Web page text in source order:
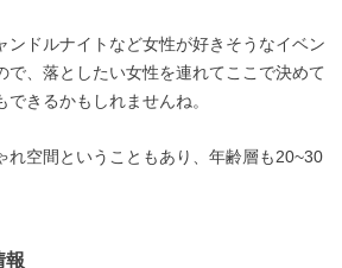
ンドルナイトなど女性が好きそうなイベン
で、落としたい女性を連れてここで決めて
きるかもしれませんね。
れ空間ということもあり、年齢層も20~30
報